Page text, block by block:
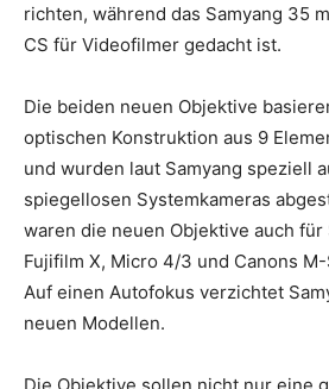
richten, während das Samyang 35
CS für Videofilmer gedacht ist.
Die beiden neuen Objektive
optischen Konstruktion aus 9
und wurden laut Samyang speziell
spiegellosen Systemkameras
waren die neuen Objektive auch für
Fujifilm X, Micro 4/3 und Canons
Auf einen Autofokus verzichtet
neuen Modellen.